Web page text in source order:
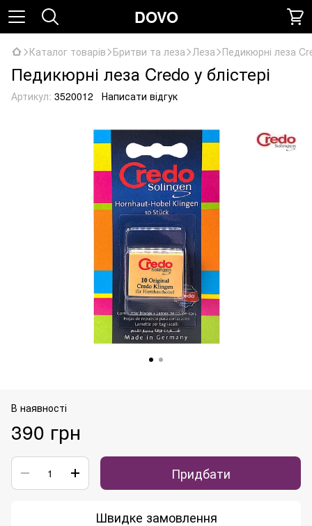
DOVO
Каталог товарів Бритви та леза Леза Педикюрні леза
Педикюрні леза Credo у блістері
Артикул: 3520012 Написати відгук
В наявності
390 грн
Придбати
Швидке замовлення